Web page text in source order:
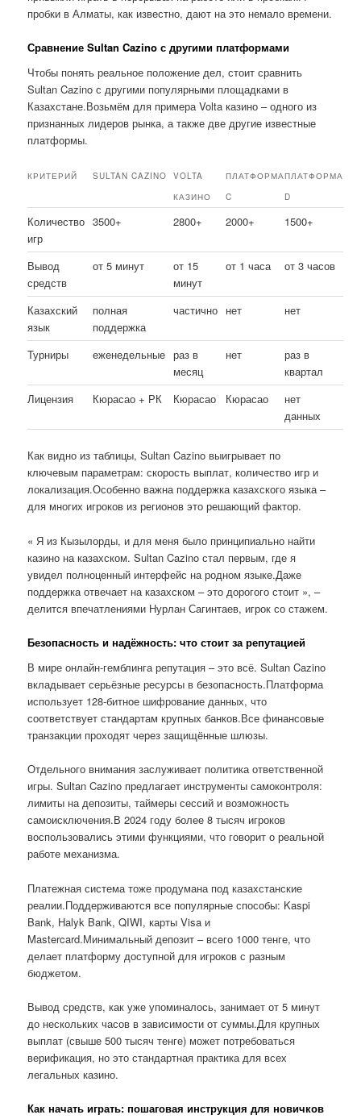
пробки в Алматы, как известно, дают на это немало времени.
Сравнение Sultan Cazino с другими платформами
Чтобы понять реальное положение дел, стоит сравнить
Sultan Cazino с другими популярными площадками в
Казахстане.Возьмём для примера Volta казино – одного из
признанных лидеров рынка, а также две другие известные
платформы.
КРИТЕРИЙ SULTAN CAZINO
VOLTA
КАЗИНО
ПЛАТФОРМА
C
ПЛАТФОРМА
D
Количество
игр
3500+ 2800+ 2000+ 1500+
Вывод
средств
от 5 минут
от 15
минут
от 1 часа от 3 часов
Казахский
язык
полная
поддержка
частично нет нет
Турниры еженедельные раз в
месяц
нет
раз в
квартал
Лицензия
Кюрасао + РК Кюрасао Кюрасао
нет
данных
Как видно из таблицы, Sultan Cazino выигрывает по
ключевым параметрам: скорость выплат, количество игр и
локализация.Особенно важна поддержка казахского языка –
для многих игроков из регионов это решающий фактор.
« Я из Кызылорды, и для меня было принципиально найти
казино на казахском. Sultan Cazino стал первым, где я
увидел полноценный интерфейс на родном языке.Даже
поддержка отвечает на казахском – это дорогого стоит », –
делится впечатлениями Нурлан Сагинтаев, игрок со стажем.
Безопасность и надёжность: что стоит за репутацией
В мире онлайн-гемблинга репутация – это всё. Sultan Cazino
вкладывает серьёзные ресурсы в безопасность.Платформа
использует 128-битное шифрование данных, что
соответствует стандартам крупных банков.Все финансовые
транзакции проходят через защищённые шлюзы.
Отдельного внимания заслуживает политика ответственной
игры. Sultan Cazino предлагает инструменты самоконтроля:
лимиты на депозиты, таймеры сессий и возможность
самоисключения.В 2024 году более 8 тысяч игроков
воспользовались этими функциями, что говорит о реальной
работе механизма.
Платежная система тоже продумана под казахстанские
реалии.Поддерживаются все популярные способы: Kaspi
Bank, Halyk Bank, QIWI, карты Visa и
Mastercard.Минимальный депозит – всего 1000 тенге, что
делает платформу доступной для игроков с разным
бюджетом.
Вывод средств, как уже упоминалось, занимает от 5 минут
до нескольких часов в зависимости от суммы.Для крупных
выплат (свыше 500 тысяч тенге) может потребоваться
верификация, но это стандартная практика для всех
легальных казино.
Как начать играть: пошаговая инструкция для новичков